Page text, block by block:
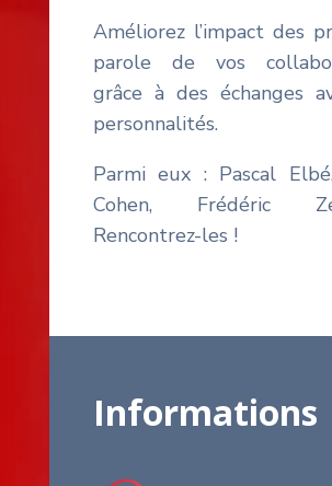
Améliorez l’impact des
parole de vos
grâce à des échanges
personnalités.
Parmi eux : Pascal
Cohen, Frédéric
Rencontrez-les !
Informations